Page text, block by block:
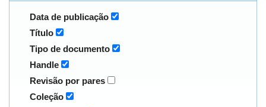
Data de publicação
Título
Tipo de documento
Handle
Revisão por pares
Coleção